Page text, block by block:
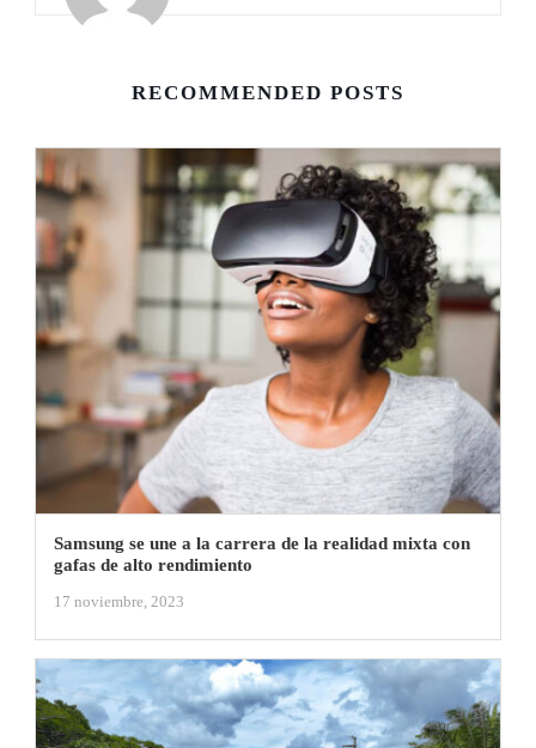
RECOMMENDED POSTS
Samsung se une a la carrera de la realidad mixta con
gafas de alto rendimiento
17 noviembre, 2023